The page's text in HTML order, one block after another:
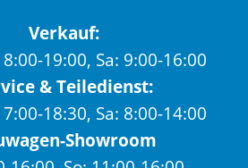
Verkauf:
19:00, Sa: 9:00-16:00
& Teiledienst:
18:30, Sa: 8:00-14:00
Showroom